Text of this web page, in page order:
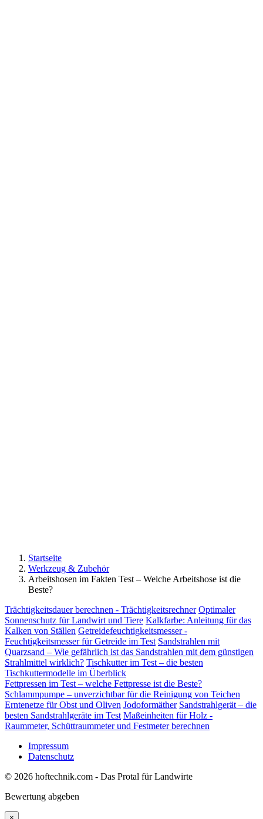
Startseite
Werkzeug & Zubehör
Arbeitshosen im Fakten Test – Welche Arbeitshose ist die
Beste?
Trächtigkeitsdauer berechnen - Trächtigkeitsrechner Optimaler
Sonnenschutz für Landwirt und Tiere Kalkfarbe: Anleitung für das
Kalken von Ställen Getreidefeuchtigkeitsmesser -
Feuchtigkeitsmesser für Getreide im Test Sandstrahlen mit
Quarzsand – Wie gefährlich ist das Sandstrahlen mit dem günstigen
Strahlmittel wirklich? Tischkutter im Test – die besten
Tischkuttermodelle im Überblick
Fettpressen im Test – welche Fettpresse ist die Beste?
Schlammpumpe – unverzichtbar für die Reinigung von Teichen
Erntenetze für Obst und Oliven Jodoformäther Sandstrahlgerät – die
besten Sandstrahlgeräte im Test Maßeinheiten für Holz -
Raummeter, Schüttraummeter und Festmeter berechnen
Impressum
Datenschutz
© 2026 hoftechnik.com - Das Protal für Landwirte
Bewertung abgeben